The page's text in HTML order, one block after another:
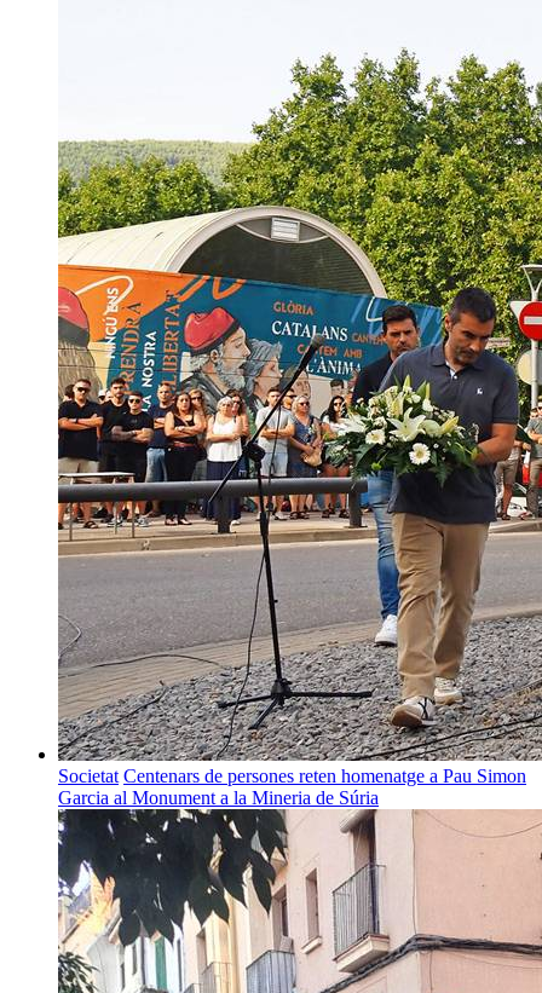
Societat Centenars de persones reten homenatge a Pau Simon
Garcia al Monument a la Mineria de Súria